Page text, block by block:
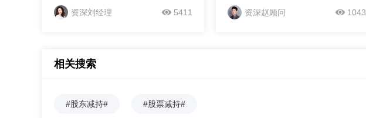
票的债券。如果债券持有人不想转
换，则可以继续持有债券，直到偿还
资深刘经理 5411
交易过程中，单方向发生了亏损，那
么交易者不想平仓割肉的情况下，同
资深赵顾问 1043
相关搜索
#股东减持# #股票减持#